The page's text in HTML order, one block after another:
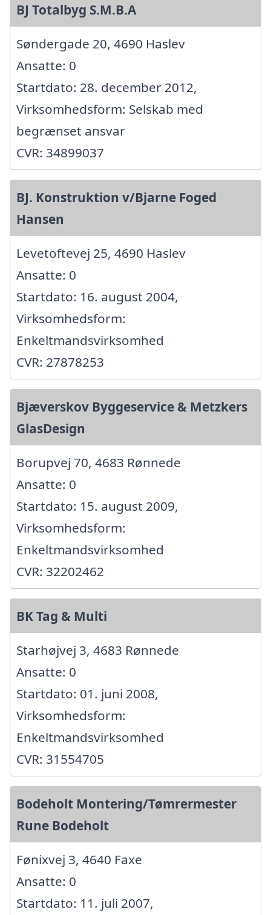
BJ Totalbyg S.M.B.A
Søndergade 20, 4690 Haslev
Ansatte: 0
Startdato: 28. december 2012,
Virksomhedsform: Selskab med
begrænset ansvar
CVR: 34899037
BJ. Konstruktion v/Bjarne Foged
Hansen
Levetoftevej 25, 4690 Haslev
Ansatte: 0
Startdato: 16. august 2004,
Virksomhedsform:
Enkeltmandsvirksomhed
CVR: 27878253
Bjæverskov Byggeservice & Metzkers
GlasDesign
Borupvej 70, 4683 Rønnede
Ansatte: 0
Startdato: 15. august 2009,
Virksomhedsform:
Enkeltmandsvirksomhed
CVR: 32202462
BK Tag & Multi
Starhøjvej 3, 4683 Rønnede
Ansatte: 0
Startdato: 01. juni 2008,
Virksomhedsform:
Enkeltmandsvirksomhed
CVR: 31554705
Bodeholt Montering/Tømrermester
Rune Bodeholt
Fønixvej 3, 4640 Faxe
Ansatte: 0
Startdato: 11. juli 2007,